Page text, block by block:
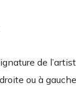
de
ou à